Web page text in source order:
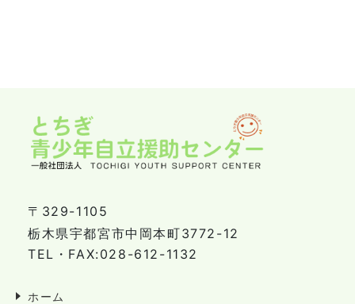
〒329-1105
栃木県宇都宮市中岡本町3772-12
TEL・FAX:028-612-1132
ホーム